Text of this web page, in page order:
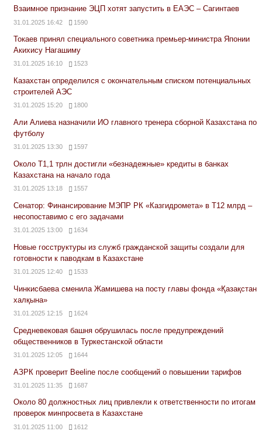
Взаимное признание ЭЦП хотят запустить в ЕАЭС – Сагинтаев
31.01.2025 16:42 1590
Токаев принял специального советника премьер-министра Японии
Акихису Нагашиму
31.01.2025 16:10 1523
Казахстан определился с окончательным списком потенциальных
строителей АЭС
31.01.2025 15:20 1800
Али Алиева назначили ИО главного тренера сборной Казахстана по
футболу
31.01.2025 13:30 1597
Около Т1,1 трлн достигли «безнадежные» кредиты в банках
Казахстана на начало года
31.01.2025 13:18 1557
Сенатор: Финансирование МЭПР РК «Казгидромета» в Т12 млрд –
несопоставимо с его задачами
31.01.2025 13:00 1634
Новые госструктуры из служб гражданской защиты создали для
готовности к паводкам в Казахстане
31.01.2025 12:40 1533
Чинкисбаева сменила Жамишева на посту главы фонда «Қазақстан
халқына»
31.01.2025 12:15 1624
Средневековая башня обрушилась после предупреждений
общественников в Туркестанской области
31.01.2025 12:05 1644
АЗРК проверит Beeline после сообщений о повышении тарифов
31.01.2025 11:35 1687
Около 80 должностных лиц привлекли к ответственности по итогам
проверок минпросвета в Казахстане
31.01.2025 11:00 1612